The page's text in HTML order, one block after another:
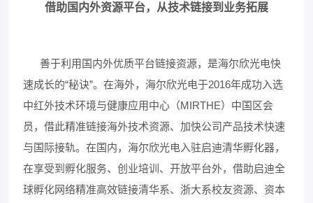
借助国内外资源平台，从技术链接到业务拓展
善于利用国内外优质平台链接资源，是海尔欣光电快
速成长的“秘诀”。在海外，海尔欣光电于2016年成功入选
中红外技术环境与健康应用中心（MIRTHE）中国区会
员，借此精准链接海外技术资源、加快公司产品技术快速
与国际接轨。在国内，海尔欣光电入驻启迪清华孵化器，
在享受到孵化服务、创业培训、开放平台外，借助启迪全
球孵化网络精准高效链接清华系、浙大系校友资源、资本